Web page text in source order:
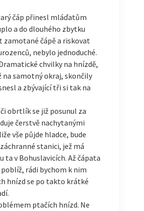
čáp přinesl mláďatům
a do dlouhého zbytku
zamotané čápě a riskovat
nebylo jednoduché.
chvilky na hnízdě,
samotný okraj, skončily
a zbývající tři si tak na
obrtlík se již posunul za
čerstvě nachytanými
vše půjde hladce, bude
stanici, jež má
v Bohuslavicích. Až čápata
rádi bychom k nim
hnízd se po takto krátké
ptačích hnízd. Ne